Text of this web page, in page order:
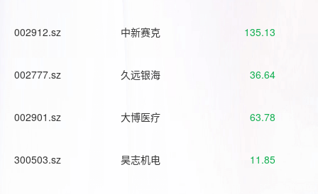
002912.sz 中新赛克 135.13
002777.sz 久远银海 36.64
002901.sz 大博医疗 63.78
300503.sz 昊志机电 11.85